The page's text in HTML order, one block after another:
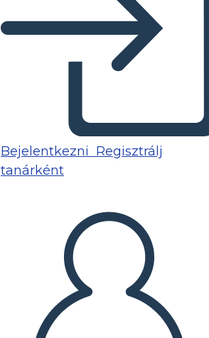
Bejelentkezni Regisztrálj
tanárként